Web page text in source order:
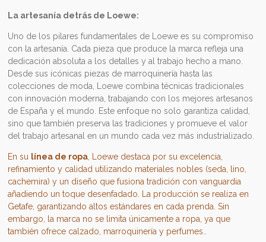
La artesanía detrás de Loewe:
Uno de los pilares fundamentales de Loewe es su compromiso
con la artesanía. Cada pieza que produce la marca refleja una
dedicación absoluta a los detalles y al trabajo hecho a mano.
Desde sus icónicas piezas de marroquinería hasta las
colecciones de moda, Loewe combina técnicas tradicionales
con innovación moderna, trabajando con los mejores artesanos
de España y el mundo. Este enfoque no solo garantiza calidad,
sino que también preserva las tradiciones y promueve el valor
del trabajo artesanal en un mundo cada vez más industrializado.
En su línea de ropa, Loewe destaca por su excelencia,
refinamiento y calidad utilizando materiales nobles (seda, lino,
cachemira) y un diseño que fusiona tradición con vanguardia
añadiendo un toque desenfadado. La producción se realiza en
Getafe, garantizando altos estándares en cada prenda. Sin
embargo, la marca no se limita únicamente a ropa, ya que
también ofrece calzado, marroquinería y perfumes..